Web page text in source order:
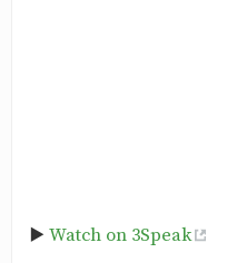
▶️ Watch on 3Speak